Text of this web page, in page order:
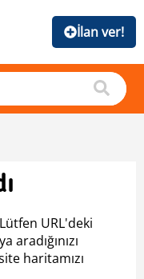
İlan ver!
URL'deki
aradığınızı
haritamızı